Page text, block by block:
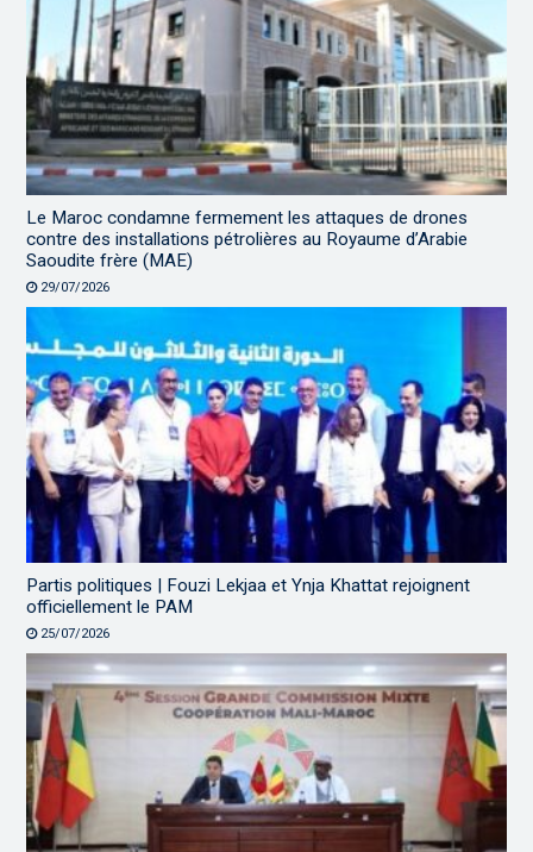
Le Maroc condamne fermement les attaques de drones
contre des installations pétrolières au Royaume d’Arabie
Saoudite frère (MAE)
29/07/2026
Partis politiques | Fouzi Lekjaa et Ynja Khattat rejoignent
officiellement le PAM
25/07/2026